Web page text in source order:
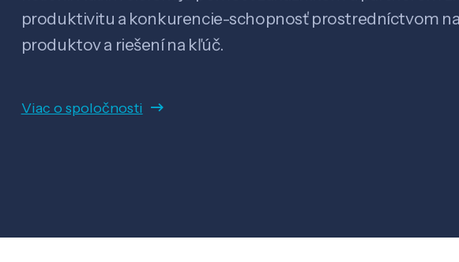
produktivitu a konkurencie-schopnosť prostredníctvom
produktov a riešení na kľúč.
Viac o spoločnosti